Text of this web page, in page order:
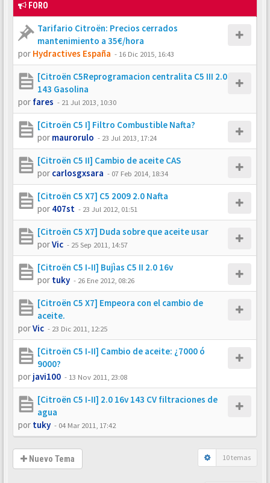
FORO
Tarifario Citroën: Precios cerrados
mantenimiento a 35€/hora
por Hydractives España - 16 Dic 2015, 16:43
[Citroën C5Reprogramacion centralita C5 III 2.0
143 Gasolina
por fares - 21 Jul 2013, 10:30
[Citroën C5 I] Filtro Combustible Nafta?
por maurorulo - 23 Jul 2013, 17:24
[Citroën C5 II] Cambio de aceite CAS
por carlosgxsara - 07 Feb 2014, 18:34
[Citroën C5 X7] C5 2009 2.0 Nafta
por 407st - 23 Jul 2012, 01:51
[Citroën C5 X7] Duda sobre que aceite usar
porVic - 25 Sep 2011, 14:57
[Citroën C5 I-II] Bujìas C5 II 2.0 16v
por tuky - 26 Ene 2012, 08:26
[Citroën C5 X7] Empeora con el cambio de
aceite.
porVic - 23 Dic 2011, 12:25
[Citroën C5 I-II] Cambio de aceite: ¿7000 ó
9000?
por javi100 - 13 Nov 2011, 23:08
[Citroën C5 I-II] 2.0 16v 143 CV filtraciones de
agua
por tuky - 04 Mar 2011, 17:42
Nuevo Tema 10 temas